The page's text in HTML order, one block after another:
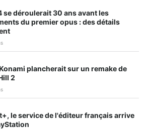
se déroulerait 30 ans avant les
du premier opus : des détails
plancherait sur un remake de
2
le service de l'éditeur français arrive